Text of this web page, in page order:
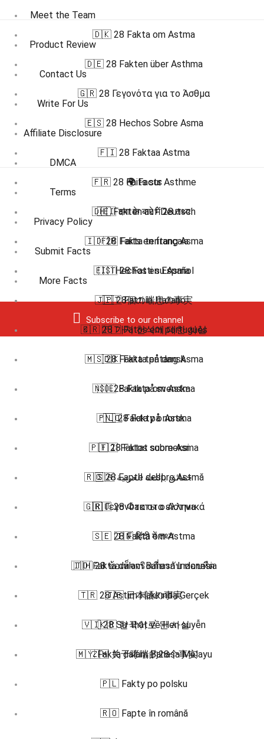
Meet the Team
Product Review
Contact Us
Write For Us
Affiliate Disclosure
DMCA
Terms
Privacy Policy
Submit Facts
More Facts
Subscribe to our channel
🇩🇰 28 Fakta om Astma
🇩🇪 28 Fakten über Asthma
🇬🇷 28 Γεγονότα για το Άσθμα
🇪🇸 28 Hechos Sobre Asma
🇫🇮 28 Faktaa Astma
🇫🇷 28 Faits sur Asthme
🇭🇮 दमा के बारे में 28 तथ्य
🇮🇩 28 Fakta tentang Asma
🇮🇹 28 Fatti su Asma
🇯🇵 28個の喘息の事実
🇰🇷 28 가지 천식에 대한 사실
🇲🇸 28 Fakta tentang Asma
🇳🇴 28 Fakta om Astma
🇵🇱 28 Fakty o Astma
🇵🇹 28 Fatos sobre Asma
🇷🇴 28 Fapte despre Astmă
🇷🇺 28 Факты о Астма
🇸🇪 28 Fakta om Astma
🇹🇭 28 ข้อเท็จจริงเกี่ยวกับ หอบหืด
🇹🇷 28 Astım Hakkında Gerçek
🇻🇮 28 Sự thật về Hen suyễn
🇿🇭 关于哮喘的28个事实
🌍 Facts
🇩🇪 Fakten auf Deutsch
🇫🇷 Faits en français
🇪🇸 Hechos en Español
🇮🇹 Fatti in Italiano
🇧🇷 🇵🇹 Fatos em português
🇩🇰 Fakta på dansk
🇸🇪 Fakta på svenska
🇳🇴 Fakta på norsk
🇫🇮 Faktat suomeksi
🇸🇦 حقائق باللغة العربية
🇬🇷 Γεγονότα στα ελληνικά
🇮🇳 हिंदी में तथ्य
🇮🇩 Fakta dalam Bahasa Indonesia
🇯🇵 日本語の事実
🇰🇷 한국어로 된 사실
🇲🇾 Fakta dalam Bahasa Melayu
🇵🇱 Fakty po polsku
🇷🇴 Fapte în română